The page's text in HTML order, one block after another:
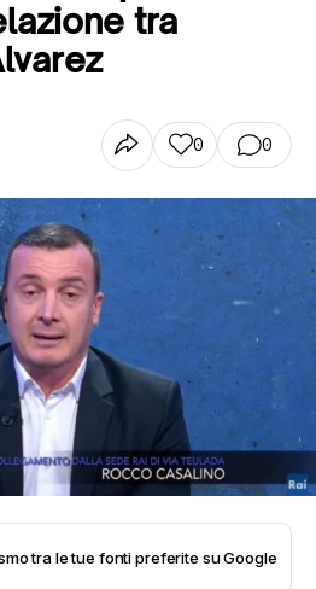
tra
0 0
tra le tue fonti preferite su Google